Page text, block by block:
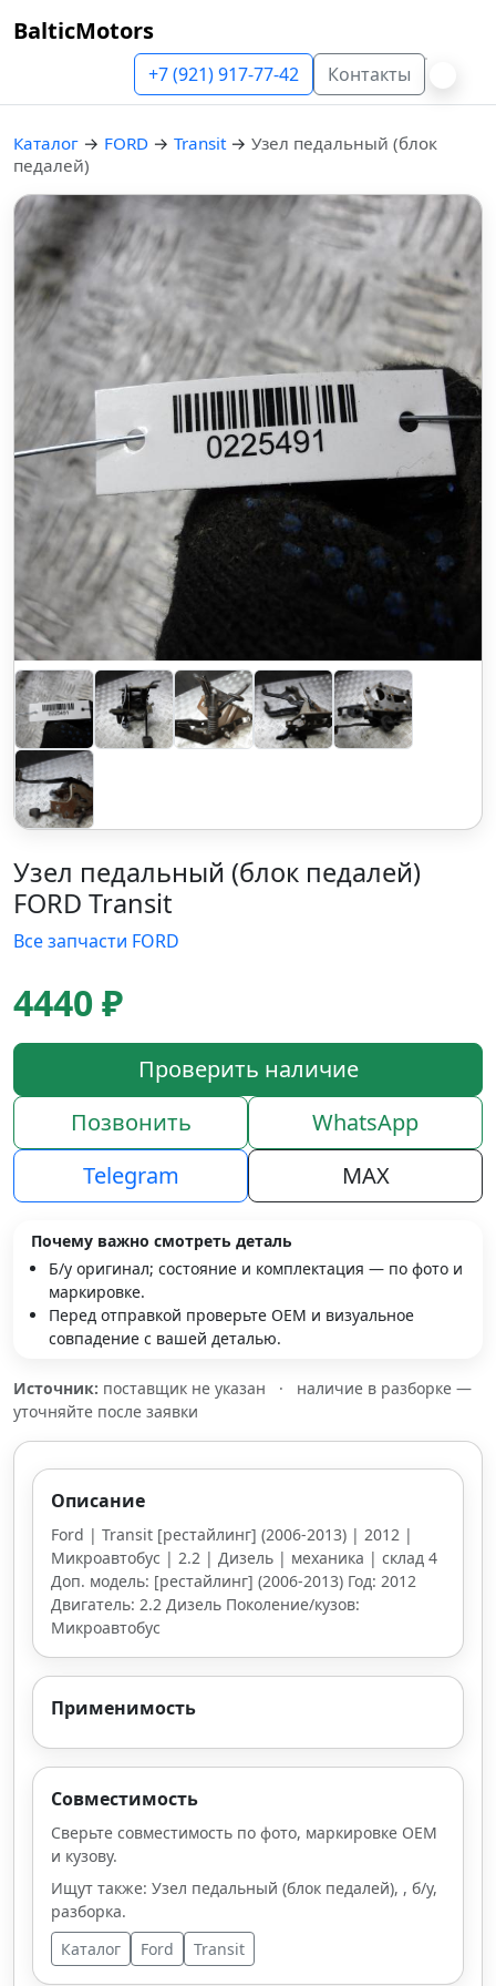
BalticMotors
+7 (921) 917-77-42 Контакты
Каталог → FORD → Transit → Узел педальный (блок
педалей)
Узел педальный (блок педалей)
FORD Transit
Все запчасти FORD
4440 ₽
Проверить наличие
Позвонить
WhatsApp
Telegram
MAX
Почему важно смотреть деталь
Б/у оригинал; состояние и комплектация — по фото и
маркировке.
Перед отправкой проверьте OEM и визуальное
совпадение с вашей деталью.
Источник: поставщик не указан ·
наличие в разборке —
уточняйте после заявки
Описание
Ford | Transit [рестайлинг] (2006-2013) | 2012 |
Микроавтобус | 2.2 | Дизель | механика | склад 4
Доп. модель: [рестайлинг] (2006-2013) Год: 2012
Двигатель: 2.2 Дизель Поколение/кузов:
Микроавтобус
Применимость
Совместимость
Сверьте совместимость по фото, маркировке OEM
и кузову.
Ищут также: Узел педальный (блок педалей), , б/у,
разборка.
Каталог
Ford Transit